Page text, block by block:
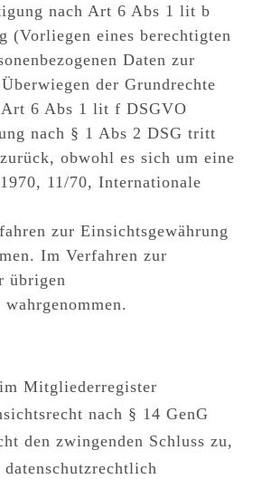
nach Art 6 Abs 1 lit b
(Vorliegen eines berechtigten
Daten zur
der Grundrechte
Art 6 Abs 1 lit f DSGVO
nach § 1 Abs 2 DSG tritt
obwohl es sich um eine
11/70, Internationale
zur Einsichtsgewährung
Im Verfahren zur
übrigen
Mitgliederregister
nach § 14 GenG
den zwingenden Schluss zu,
datenschutzrechtlich